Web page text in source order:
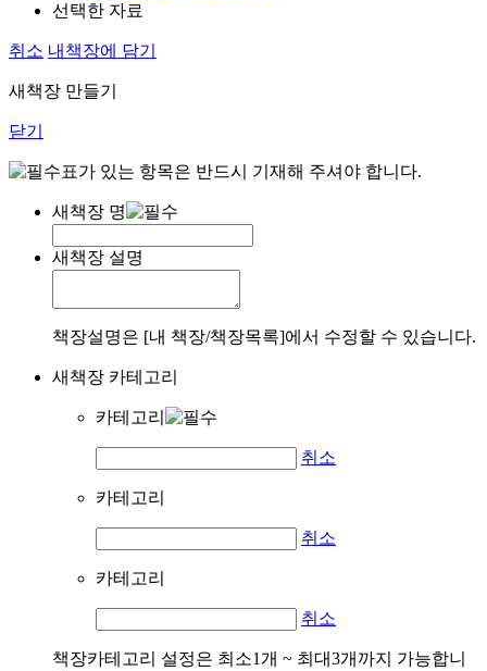
선택한 자료
취소 내책장에 담기
새책장 만들기
닫기
표가 있는 항목은 반드시 기재해 주셔야 합니다.
새책장 명
새책장 설명
책장설명은 [내 책장/책장목록]에서 수정할 수 있습니다.
새책장 카테고리
카테고리
취소
카테고리
취소
카테고리
취소
책장카테고리 설정은 최소1개 ~ 최대3개까지 가능합니